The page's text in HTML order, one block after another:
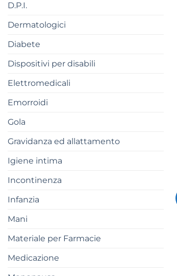
D.P.I.
Dermatologici
Diabete
Dispositivi per disabili
Elettromedicali
Emorroidi
Gola
Gravidanza ed allattamento
Igiene intima
Incontinenza
Infanzia
Mani
Materiale per Farmacie
Medicazione